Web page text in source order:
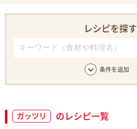
レシピを探す
条件を追加
ガッツリ のレシピ一覧